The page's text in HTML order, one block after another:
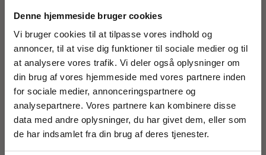
Denne hjemmeside bruger cookies
Vi bruger cookies til at tilpasse vores indhold og
annoncer, til at vise dig funktioner til sociale medier og til
at analysere vores trafik. Vi deler også oplysninger om
din brug af vores hjemmeside med vores partnere inden
for sociale medier, annonceringspartnere og
analysepartnere. Vores partnere kan kombinere disse
data med andre oplysninger, du har givet dem, eller som
de har indsamlet fra din brug af deres tjenester.
farver. Stylen er med åben kinakrave med
tilhørende V-udskæring. Lange ærmer med
manchetter af dobbelt elastik og kort flæsekant.
Dekorative læg på hver side af halsudskæringen,
der matcher læg på ryggen.
Denne model er str. M
Mål for str. M:
Fri fragt
-15% Rabat
Fri Fragt
-5% Rabat
-10% Rabat
-15% Rabat
Fri Fragt
-5% Rabat
-10% Rabat
-5% Rabat